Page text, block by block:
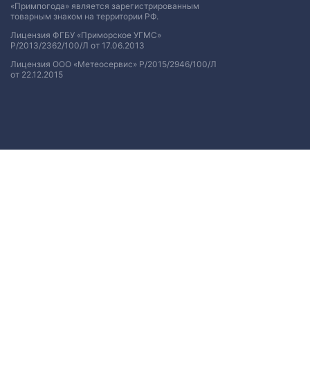
«Примпогода» является зарегистрированным
товарным знаком на территории РФ.
Лицензия ФГБУ «Приморское УГМС»
Р/2013/2362/100/Л от 17.06.2013
Лицензия ООО «Метеосервис» Р/2015/2946/100/Л
от 22.12.2015